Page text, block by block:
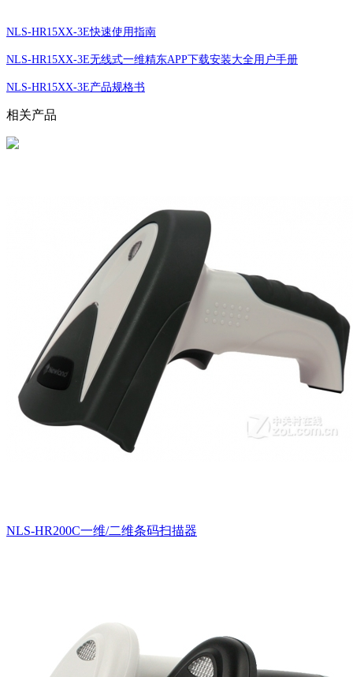
NLS-HR15XX-3E快速使用指南
NLS-HR15XX-3E无线式一维精东APP下载安装大全用户手册
NLS-HR15XX-3E产品规格书
相关产品
NLS-HR200C一维/二维条码扫描器